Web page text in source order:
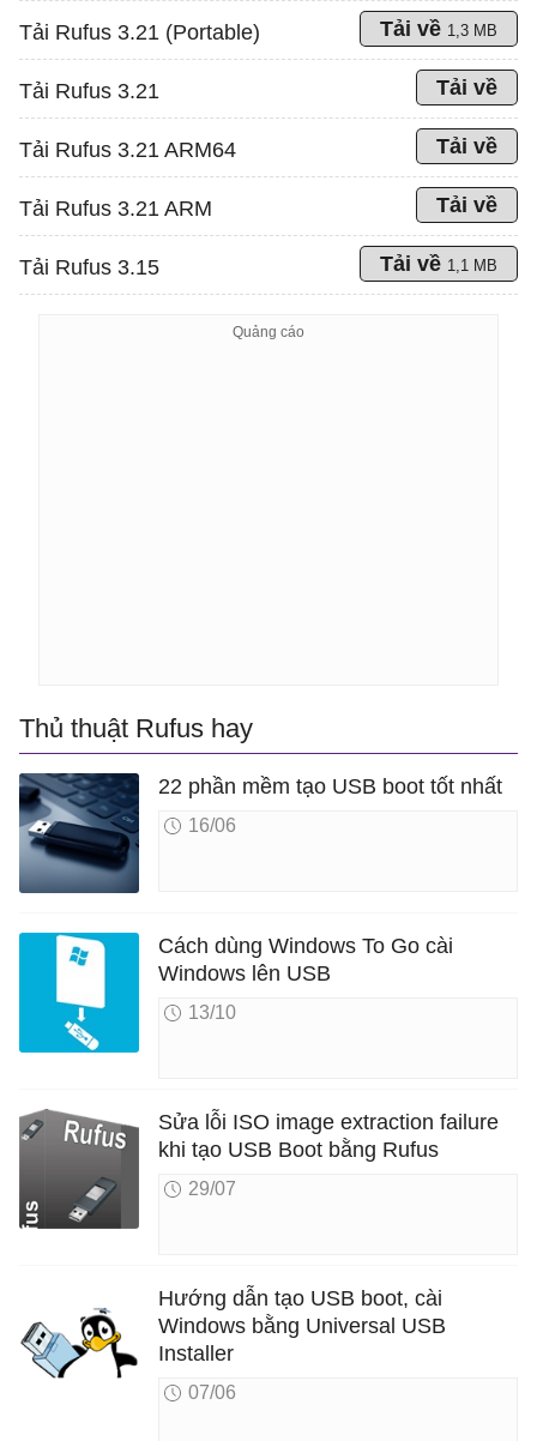
Tải Rufus 3.21 (Portable) Tải về 1,3 MB
Tải Rufus 3.21 Tải về
Tải Rufus 3.21 ARM64 Tải về
Tải Rufus 3.21 ARM Tải về
Tải Rufus 3.15 Tải về 1,1 MB
Thủ thuật Rufus hay
22 phần mềm tạo USB boot tốt nhất
16/06
Cách dùng Windows To Go cài
Windows lên USB
13/10
Sửa lỗi ISO image extraction failure
khi tạo USB Boot bằng Rufus
29/07
Hướng dẫn tạo USB boot, cài
Windows bằng Universal USB
Installer
07/06